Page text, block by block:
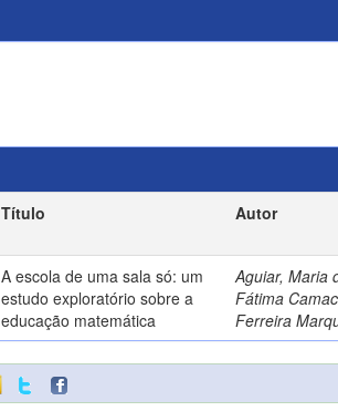
Título Autor
A escola de uma sala só: um
estudo exploratório sobre a
educação matemática
Aguiar, Maria
Fátima
Ferreira